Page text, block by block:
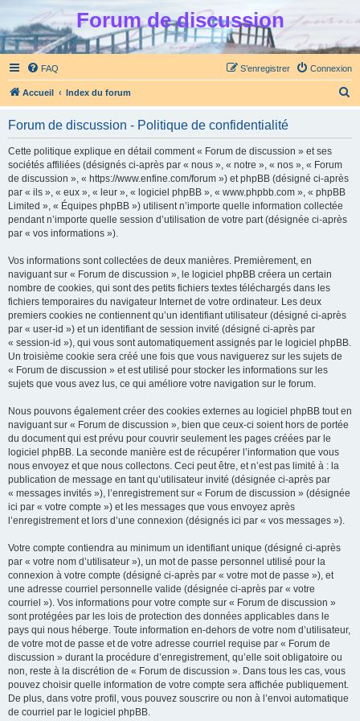
Forum de discussion
FAQ Connexion
S’enregistrer
Accueil Index du forum
Forum de discussion - Politique de confidentialité
Cette politique explique en détail comment « Forum de discussion » et ses
sociétés affiliées (désignés ci-après par « nous », « notre », « nos », « Forum
de discussion », « https://www.enfine.com/forum ») et phpBB (désigné ci-après
par « ils », « eux », « leur », « logiciel phpBB », « www.phpbb.com », « phpBB
Limited », « Équipes phpBB ») utilisent n’importe quelle information collectée
pendant n’importe quelle session d’utilisation de votre part (désignée ci-après
par « vos informations »).
Vos informations sont collectées de deux manières. Premièrement, en
naviguant sur « Forum de discussion », le logiciel phpBB créera un certain
nombre de cookies, qui sont des petits fichiers textes téléchargés dans les
fichiers temporaires du navigateur Internet de votre ordinateur. Les deux
premiers cookies ne contiennent qu’un identifiant utilisateur (désigné ci-après
par « user-id ») et un identifiant de session invité (désigné ci-après par
« session-id »), qui vous sont automatiquement assignés par le logiciel phpBB.
Un troisième cookie sera créé une fois que vous naviguerez sur les sujets de
« Forum de discussion » et est utilisé pour stocker les informations sur les
sujets que vous avez lus, ce qui améliore votre navigation sur le forum.
Nous pouvons également créer des cookies externes au logiciel phpBB tout en
naviguant sur « Forum de discussion », bien que ceux-ci soient hors de portée
du document qui est prévu pour couvrir seulement les pages créées par le
logiciel phpBB. La seconde manière est de récupérer l’information que vous
nous envoyez et que nous collectons. Ceci peut être, et n’est pas limité à : la
publication de message en tant qu’utilisateur invité (désignée ci-après par
« messages invités »), l’enregistrement sur « Forum de discussion » (désignée
ici par « votre compte ») et les messages que vous envoyez après
l’enregistrement et lors d’une connexion (désignés ici par « vos messages »).
Votre compte contiendra au minimum un identifiant unique (désigné ci-après
par « votre nom d’utilisateur »), un mot de passe personnel utilisé pour la
connexion à votre compte (désigné ci-après par « votre mot de passe »), et
une adresse courriel personnelle valide (désignée ci-après par « votre
courriel »). Vos informations pour votre compte sur « Forum de discussion »
sont protégées par les lois de protection des données applicables dans le
pays qui nous héberge. Toute information en-dehors de votre nom d’utilisateur,
de votre mot de passe et de votre adresse courriel requise par « Forum de
discussion » durant la procédure d’enregistrement, qu’elle soit obligatoire ou
non, reste à la discrétion de « Forum de discussion ». Dans tous les cas, vous
pouvez choisir quelle information de votre compte sera affichée publiquement.
De plus, dans votre profil, vous pouvez souscrire ou non à l’envoi automatique
de courriel par le logiciel phpBB.